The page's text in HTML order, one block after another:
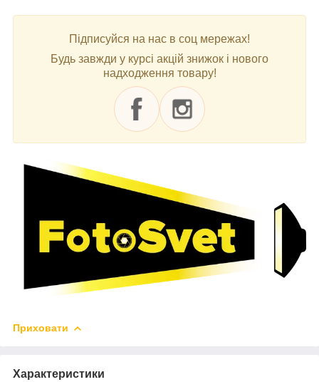
Підписуйся на нас в соц мережах!
Будь завжди у курсі акцій знижок і нового
надходження товару!
Приховати
Характеристики